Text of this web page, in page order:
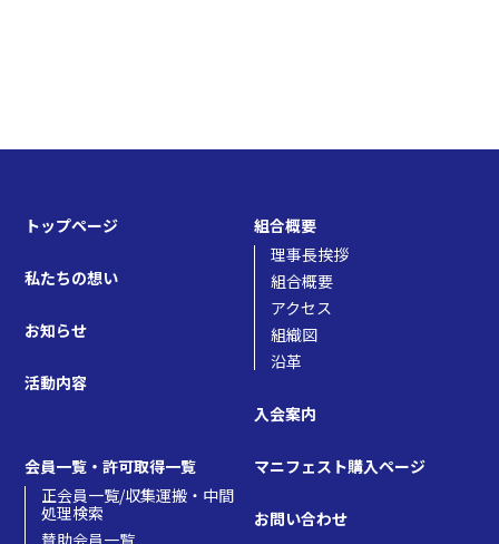
sra.jp/wp/wp-content/themes/j-sra/single.phpon
line40
Warning : Attempt to read property "name" on null in
/home/users/web06/8/7/0288278/www.j-
sra.jp/wp/wp-content/themes/j-sra/single.php
line40
トップページ
私たちの想い
お知らせ
活動内容
組合概要
理事長挨拶
組合概要
アクセス
組織図
沿革
入会案内
会員一覧・許可取得一覧
正会員一覧/収集運搬・中間
処理検索
賛助会員一覧
マニフェスト購入ページ
お問い合わせ